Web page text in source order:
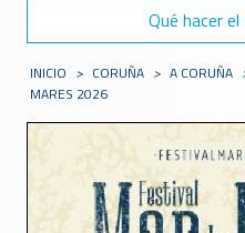
Qué hacer
INICIO > CORUÑA > A CORUÑA
MARES 2026